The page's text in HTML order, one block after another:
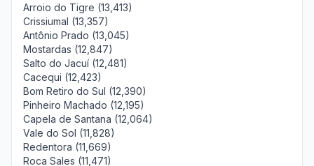
Arroio do Tigre (13,413)
Crissiumal (13,357)
Antônio Prado (13,045)
Mostardas (12,847)
Salto do Jacuí (12,481)
Cacequi (12,423)
Bom Retiro do Sul (12,390)
Pinheiro Machado (12,195)
Capela de Santana (12,064)
Vale do Sol (11,828)
Redentora (11,669)
Roca Sales (11,471)